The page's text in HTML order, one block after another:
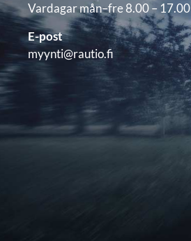
Vardagar mån–fre 8.00 – 17.00
E-post
myynti@rautio.fi